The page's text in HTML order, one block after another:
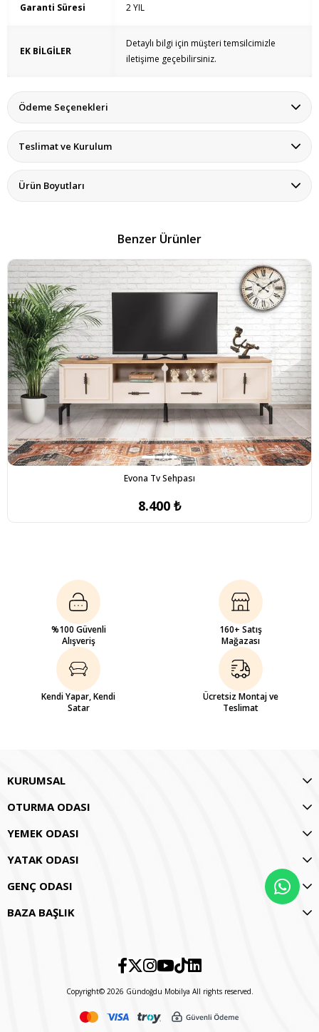
Garanti Süresi 2 YIL
EK BİLGİLER
Detaylı bilgi için müşteri temsilcimizle
iletişime geçebilirsiniz.
Ödeme Seçenekleri
Teslimat ve Kurulum
Ürün Boyutları
Benzer Ürünler
Evona Tv Sehpası
8.400 ₺
%100 Güvenli
Alışveriş
160+ Satış
Mağazası
Kendi Yapar, Kendi
Satar
Ücretsiz Montaj ve
Teslimat
KURUMSAL
OTURMA ODASI
YEMEK ODASI
YATAK ODASI
GENÇ ODASI
BAZA BAŞLIK
Copyright© 2026 Gündoğdu Mobilya All rights reserved.